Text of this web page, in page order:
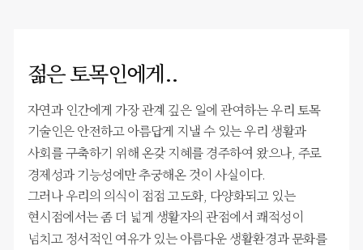
젊은 토목인에게..
자연과 인간에게 가장 관계 깊은 일에 관여하는 우리 토목
기술인은 안전하고 아름답게 지낼 수 있는우리 생활과
사회를 구축하기 위해 온갖 지혜를 경주하여 왔으나, 주로
경제성과 기능성에만 추궁해온 것이 사실이다.
그러나 우리의 의식이 점점 고도화, 다양화되고 있는
현시점에서는좀 더 넓게 생활자의 관점에서 쾌적성이
넘치고 정서적인 여유가 있는 아름다운 생활환경과 문화를